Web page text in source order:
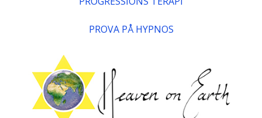
PROVA PÅ HYPNOS